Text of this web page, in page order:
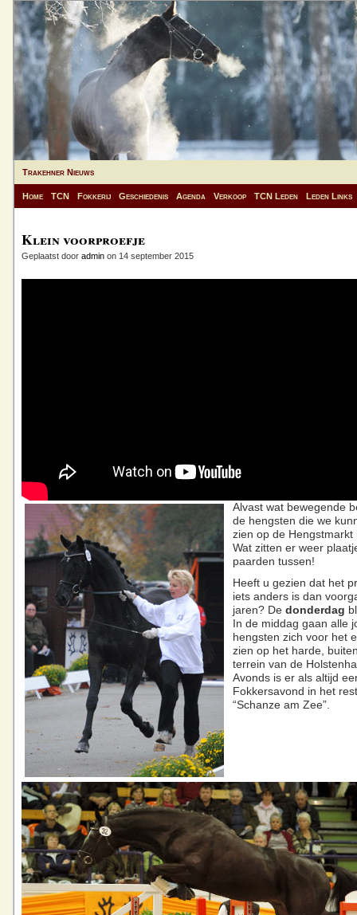
Trakehner Nieuws
Home TCN Fokkerij Geschiedenis Agenda Verkoop TCN Leden Leden Links
Klein voorproefje
Geplaatst door admin on 14 september 2015
Alvast wat bewegende
de hengsten die we
zien op de Hengstmarkt
Wat zitten er weer
paarden tussen!
Heeft u gezien dat het
iets anders is dan
jaren? De donderdag
In de middag gaan alle
hengsten zich voor het
zien op het harde,
terrein van de
Avonds is er als altijd
Fokkersavond in het
“Schanze am Zee”.